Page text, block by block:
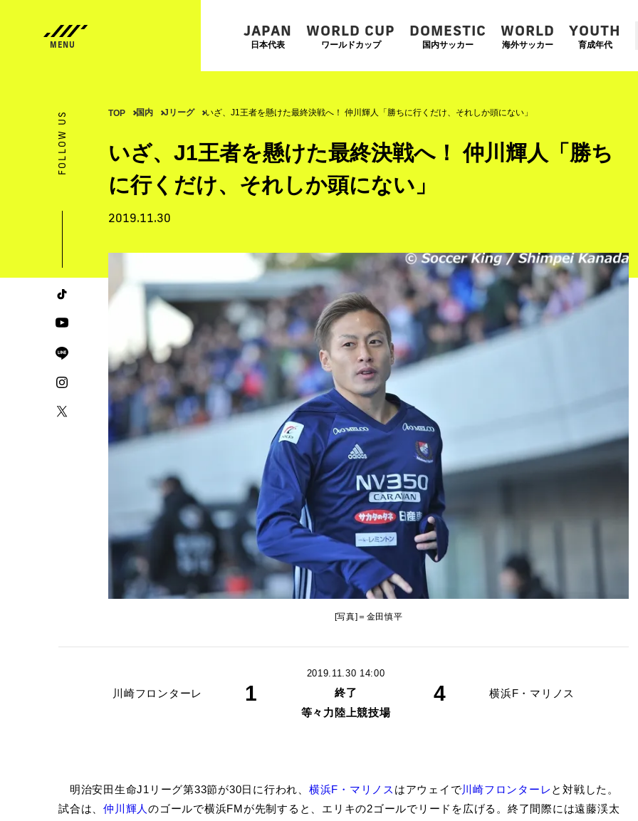
JAPAN
日本代表
WORLD CUP
ワールドカップ
DOMESTIC
国内サッカー
WORLD
海外サッカー
YOUTH
育成年代
FOLLOW US TOP 国内 Jリーグ いざ、J1王者を懸けた最終決戦へ！ 仲川輝人「勝ちに行くだけ、それしか頭にない」
いざ、J1王者を懸けた最終決戦へ！ 仲川輝人「勝ち
に行くだけ、それしか頭にない」
2019.11.30
[写真]＝金田慎平
川崎フロンターレ 1
2019.11.30 14:00
終了
等々力陸上競技場
4 横浜F・マリノス
明治安田生命J1リーグ第33節が30日に行われ、 横浜F・マリノス はアウェイで川崎フロンターレと対戦した。
試合は、 仲川輝人 のゴールで横浜FMが先制すると、エリキの2ゴールでリードを広げる。終了間際には遠藤渓太